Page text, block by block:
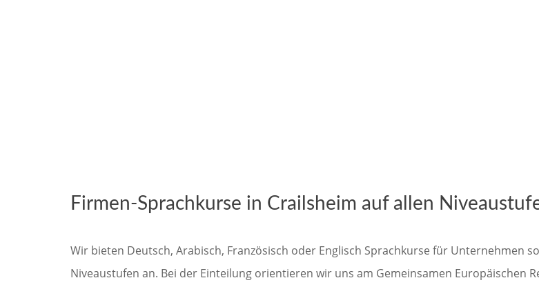
Firmen-Sprachkurse in Crailsheim auf allen
Wir bieten Deutsch, Arabisch, Französisch oder Englisch Sprachkurse für Unternehmen
Niveaustufen an. Bei der Einteilung orientieren wir uns am Gemeinsamen Europäischen